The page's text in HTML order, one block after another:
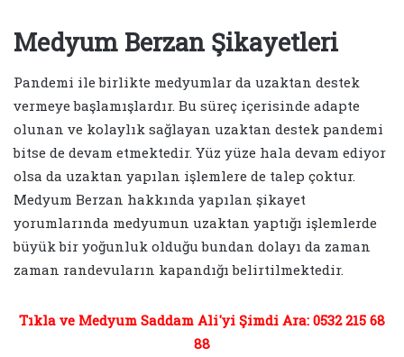
Medyum Berzan Şikayetleri
Pandemi ile birlikte medyumlar da uzaktan destek
vermeye başlamışlardır. Bu süreç içerisinde adapte
olunan ve kolaylık sağlayan uzaktan destek pandemi
bitse de devam etmektedir. Yüz yüze hala devam ediyor
olsa da uzaktan yapılan işlemlere de talep çoktur.
Medyum Berzan hakkında yapılan şikayet
yorumlarında medyumun uzaktan yaptığı işlemlerde
büyük bir yoğunluk olduğu bundan dolayı da zaman
zaman randevuların kapandığı belirtilmektedir.
Tıkla ve Medyum Saddam Ali'yi Şimdi Ara: 0532 215 68
88